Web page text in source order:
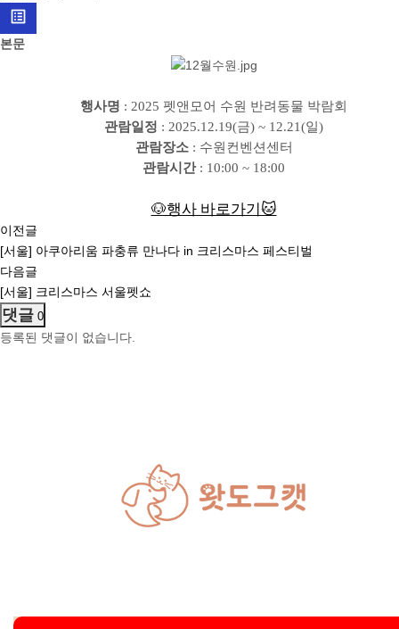
list_alt
본문
행사명 : 2025 펫앤모어 수원 반려동물 박람회
관람일정 : 2025.12.19(금) ~ 12.21(일)
관람장소: 수원컨벤션센터
관람시간: 10:00 ~ 18:00
🐶행사 바로가기🐱
이전글
[서울] 아쿠아리움 파충류 만나다 in 크리스마스 페스티벌
다음글
[서울] 크리스마스 서울펫쇼
댓글 0
등록된 댓글이 없습니다.